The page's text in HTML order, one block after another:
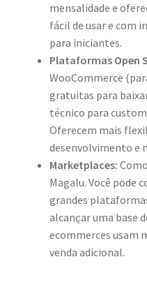
mensalidade e
fácil de usar e com
para iniciantes.
Plataformas Open
WooCommerce
gratuitas para
técnico para
Oferecem mais
desenvolvimento e
Marketplaces:
Magalu. Você pode
grandes
alcançar uma base
ecommerces usam
venda adicional.